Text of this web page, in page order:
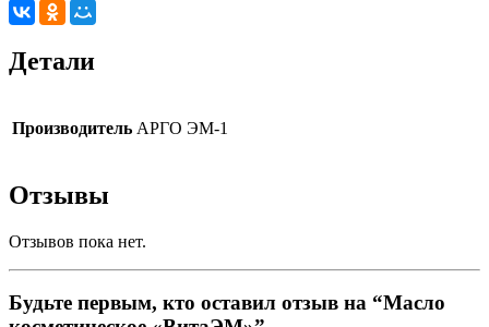
Детали
Производитель АРГО ЭМ-1
Отзывы
Отзывов пока нет.
Будьте первым, кто оставил отзыв на “Масло